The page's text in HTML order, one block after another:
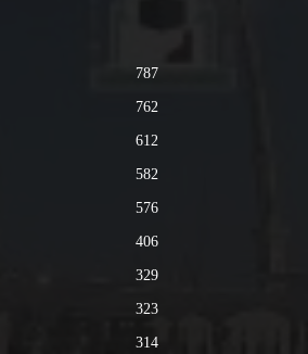
787
762
612
582
576
406
329
323
314